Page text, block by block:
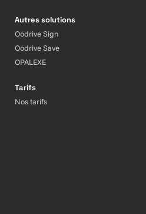
Autres solutions
Oodrive Sign
Oodrive Save
OPALEXE
Tarifs
Nos tarifs